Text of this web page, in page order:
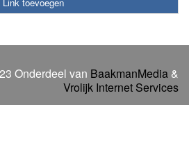
Onderdeel van BaakmanMedia &
Vrolijk Internet Services